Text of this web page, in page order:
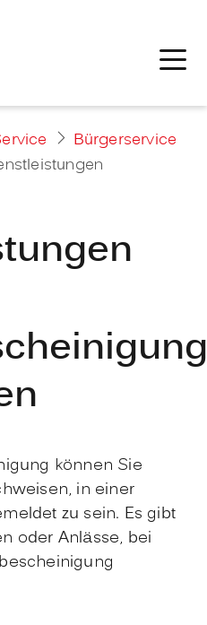
Bürgerservice
können Sie
in einer
zu sein. Es gibt
oder Anlässe, bei